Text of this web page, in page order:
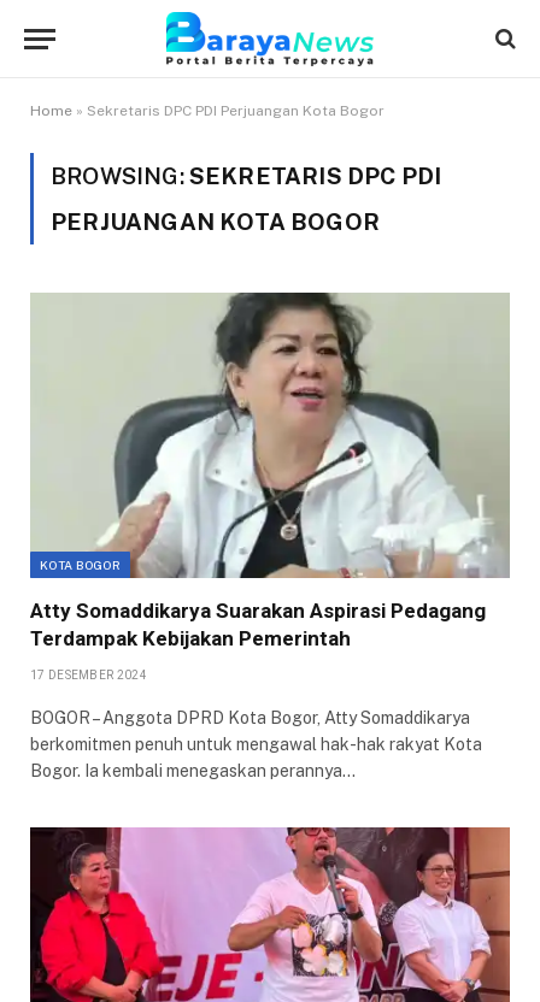
Home » Sekretaris DPC PDI Perjuangan Kota Bogor
BROWSING:SEKRETARIS DPC PDI
PERJUANGAN KOTA BOGOR
KOTA BOGOR
Atty Somaddikarya Suarakan Aspirasi Pedagang
Terdampak Kebijakan Pemerintah
17 DESEMBER 2024
BOGOR – Anggota DPRD Kota Bogor, Atty Somaddikarya
berkomitmen penuh untuk mengawal hak-hak rakyat Kota
Bogor. Ia kembali menegaskan perannya…